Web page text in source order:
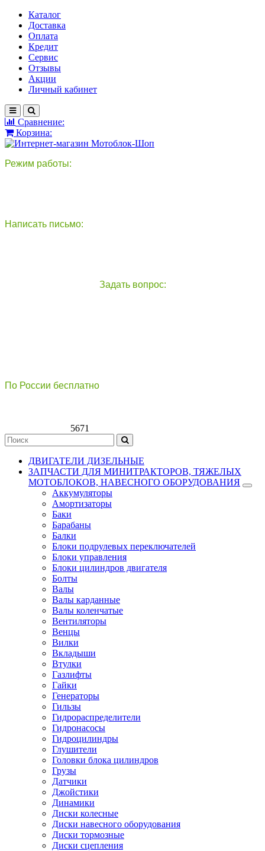
Каталог
Доставка
Оплата
Кредит
Сервис
Отзывы
Акции
Личный кабинет
Сравнение:
Корзина:
Режим работы:
Написать письмо:
Задать вопрос:
По России бесплатно
5671
ДВИГАТЕЛИ ДИЗЕЛЬНЫЕ
ЗАПЧАСТИ ДЛЯ МИНИТРАКТОРОВ, ТЯЖЕЛЫХ
МОТОБЛОКОВ, НАВЕСНОГО ОБОРУДОВАНИЯ
Аккумуляторы
Амортизаторы
Баки
Барабаны
Балки
Блоки подрулевых переключателей
Блоки управления
Блоки цилиндров двигателя
Болты
Валы
Валы карданные
Валы коленчатые
Вентиляторы
Венцы
Вилки
Вкладыши
Втулки
Газлифты
Гайки
Генераторы
Гильзы
Гидрораспределители
Гидронасосы
Гидроцилиндры
Глушители
Головки блока цилиндров
Грузы
Датчики
Джойстики
Динамики
Диски колесные
Диски навесного оборудования
Диски тормозные
Диски сцепления